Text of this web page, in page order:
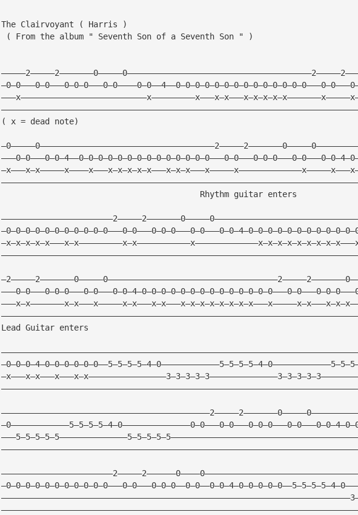
The Clairvoyant ( Harris )
( From the album " Seventh Son of a Seventh Son " )
( x = dead note)
                                         Rhythm guitar enters
Lead Guitar enters